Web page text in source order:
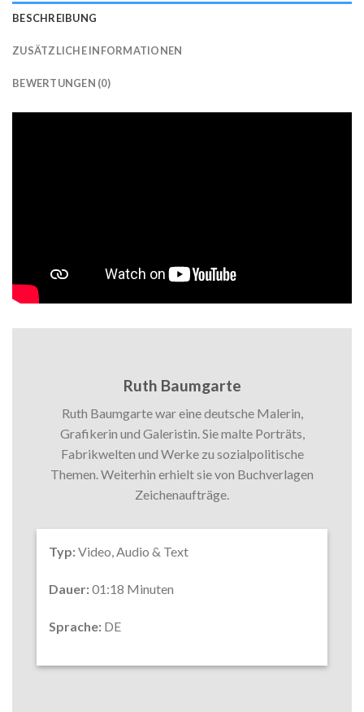
BESCHREIBUNG
ZUSÄTZLICHE INFORMATIONEN
BEWERTUNGEN (0)
Ruth Baumgarte
Ruth Baumgarte war eine deutsche Malerin,
Grafikerin und Galeristin. Sie malte Porträts,
Fabrikwelten und Werke zu sozialpolitische
Themen. Weiterhin erhielt sie von Buchverlagen
Zeichenaufträge.
Typ:Video, Audio & Text
Dauer:01:18 Minuten
Sprache: DE